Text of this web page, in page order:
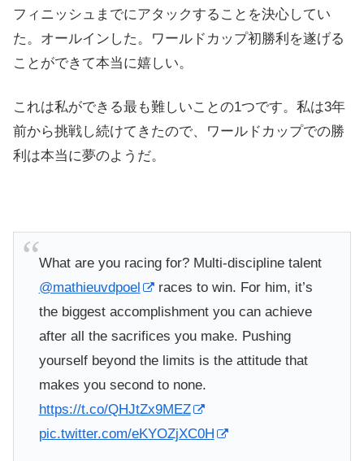
フィニッシュまでにアタックすることを決心してい
た。オールインした。ワールドカップ初勝利を遂げる
ことができて本当に嬉しい。
これは私ができる最も難しいことの1つです。私は3年
前から挑戦し続けてきたので、ワールドカップでの勝
利は本当に夢のようだ。
What are you racing for? Multi-discipline talent
@mathieuvdpoel
races to win. For him, it’s
the biggest accomplishment you can achieve
after all the sacrifices you make. Pushing
yourself beyond the limits is the attitude that
makes you second to none.
https://t.co/QHJtZx9MEZ
pic.twitter.com/eKYOZjXC0H